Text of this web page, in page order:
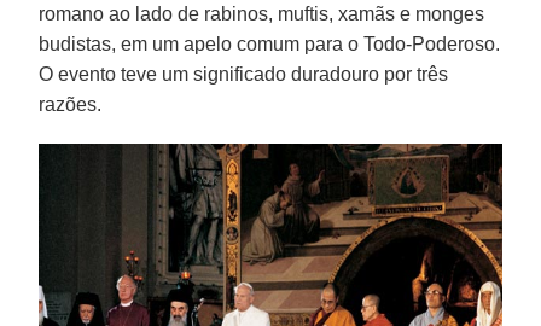
romano ao lado de rabinos, muftis, xamãs e monges
budistas, em um apelo comum para o Todo-Poderoso.
O evento teve um significado duradouro por três
razões.